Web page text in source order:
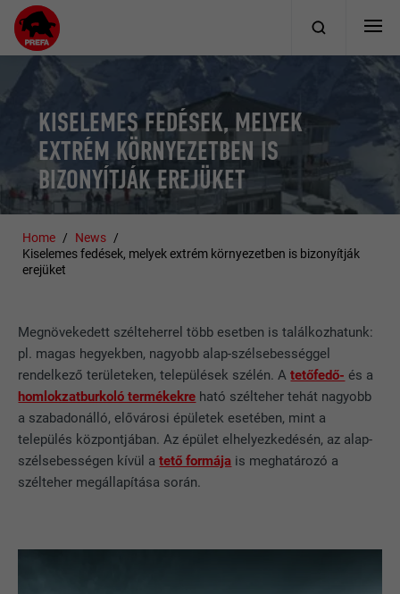
KISELEMES FEDÉSEK, MELYEK
EXTRÉM KÖRNYEZETBEN IS
BIZONYÍTJÁK EREJÜKET
Home
News
Kiselemes fedések, melyek extrém környezetben is bizonyítják
erejüket
Megnövekedett szélteherrel több esetben is találkozhatunk:
pl. magas hegyekben, nagyobb alap-szélsebességgel
rendelkező területeken, települések szélén. Atetőfedő- és a
homlokzatburkoló termékekre ható szélteher tehát nagyobb
a szabadonálló, elővárosi épületek esetében, mint a
település központjában. Az épület elhelyezkedésén, az alap-
szélsebességen kívül atető formája is meghatározó a
szélteher megállapítása során.